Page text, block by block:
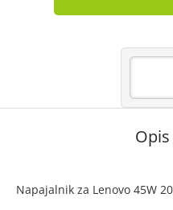
Napajalnik za Lenovo 45W